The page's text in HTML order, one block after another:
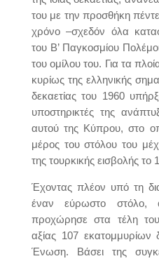
του με την προσθήκη
χρόνο –σχεδόν όλα
του Β’ Παγκοσμίου
του ομίλου του. Για τα
κυρίως της ελληνικής
δεκαετίας του 1960
υποστηρικτές της
αυτού της Κύπρου, στο
μέρος του στόλου του
της τουρκικής εισβολής το
Έχοντας πλέον υπό τη
έναν εύρωστο στόλο,
προχώρησε στα τέλη
αξίας 107 εκατομμυρίων
Ένωση. Βάσει της